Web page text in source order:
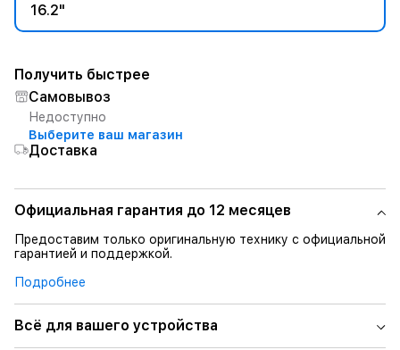
16.2"
Получить быстрее
Самовывоз
Недоступно
Выберите ваш магазин
Доставка
Официальная гарантия до 12 месяцев
Предоставим только оригинальную технику с официальной
гарантией и поддержкой.
Подробнее
Всё для вашего устройства